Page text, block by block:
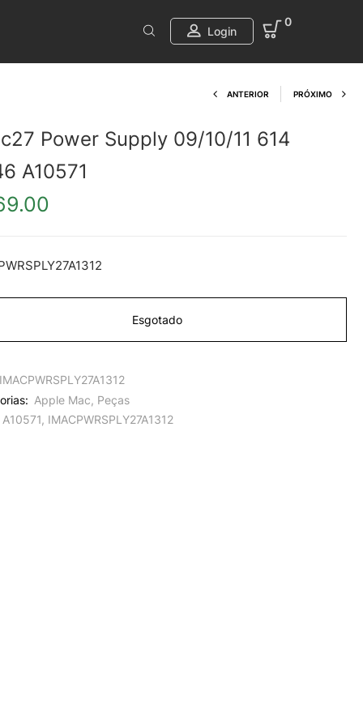
Login
0
Product
ANTERIOR PRÓXIMO
Power Supply 09/10/11 614
A10571
Esgotado
IMACPWRSPLY27A1312
Apple Mac, Peças
A10571, IMACPWRSPLY27A1312